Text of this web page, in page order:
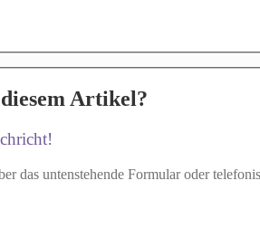
Artikel?
das untenstehende Formular oder